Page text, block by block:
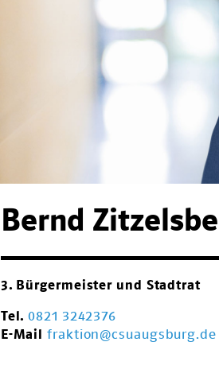
Bernd
3. Bürgermeister und Stadtrat
Tel.0821 3242376
E-Mailfraktion@csuaugsburg.de